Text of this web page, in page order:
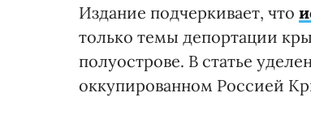
Издание подчеркивает, что
только темы депортации
полуострове. В статье
оккупированном Россией